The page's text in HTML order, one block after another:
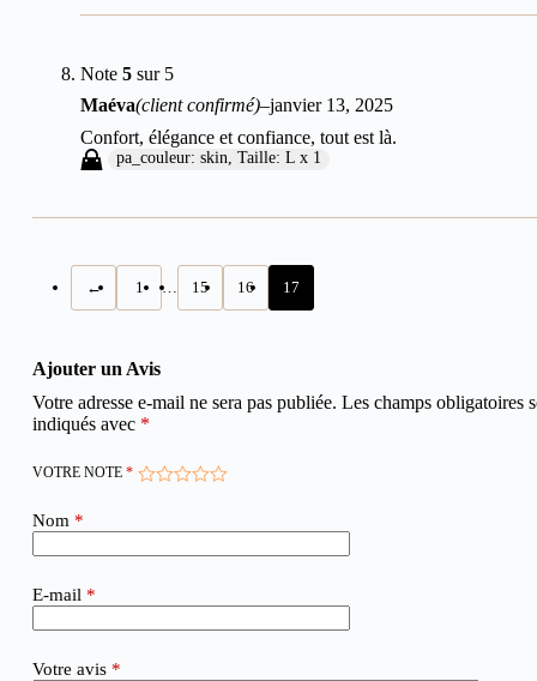
Note 5sur 5
Maéva(client confirmé)–janvier 13, 2025
Confort, élégance et confiance, tout est là.
pa_couleur: skin, Taille: L x 1
← 1 … 15 16 17
Ajouter un Avis
Votre adresse e-mail ne sera pas publiée. Les champs obligatoires
indiqués avec *
VOTRE NOTE *
Nom*
E-mail*
Votre avis *